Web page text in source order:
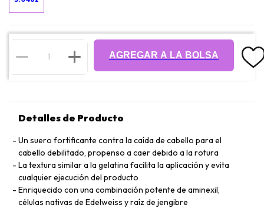
AGREGAR A LA BOLSA
Detalles de Producto
Un suero fortificante contra la caída de cabello para el
cabello debilitado, propenso a caer debido a la rotura
La textura similar a la gelatina facilita la aplicación y evita
cualquier ejecución del producto
Enriquecido con una combinación potente de aminexil,
células nativas de Edelweiss y raíz de jengibre